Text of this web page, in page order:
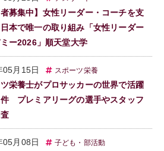
者募集中】女性リーダー・コーチを支
本で唯一の取り組み「女性リーダー
ー2026」順天堂大学
05月15日 スポーツ栄養
栄養士がプロサッカーの世界で活躍
プレミアリーグの選手やスタッフ
05月08日 子ども・部活動